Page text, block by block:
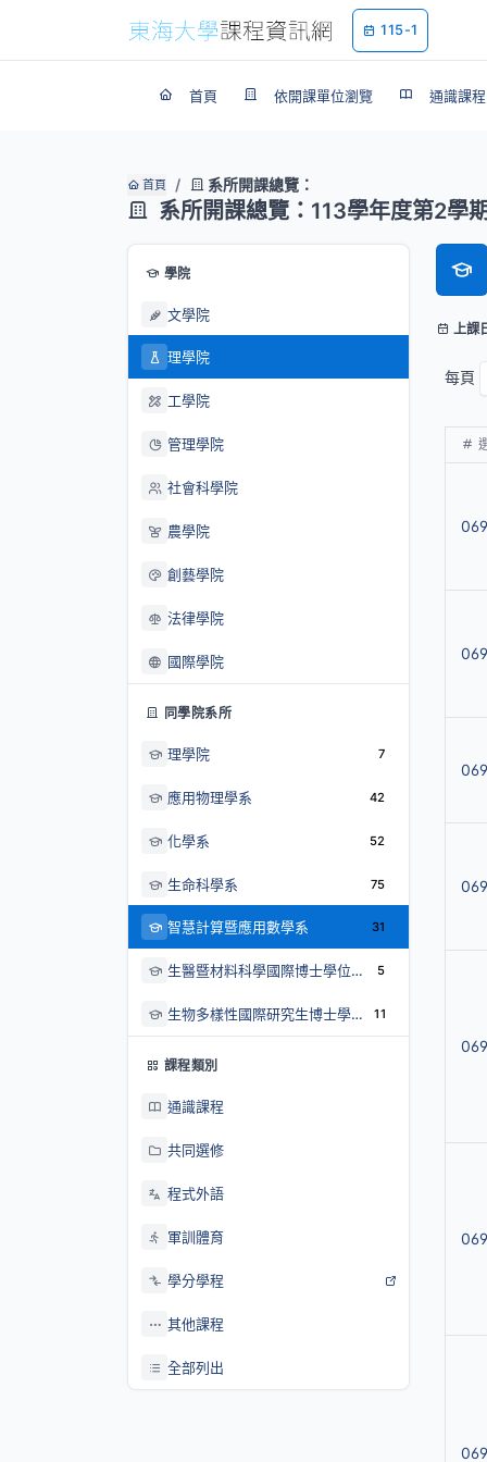
115-1
首頁 依開課單位瀏覽 通識課程
首頁 系所開課總覽：
系所開課總覽：113學年度第2學期
學院
文學院
理學院
工學院
管理學院
社會科學院
農學院
創藝學院
法律學院
國際學院
同學院系所
理學院 7
應用物理學系 42
化學系 52
生命科學系 75
智慧計算暨應用數學系 31
生醫暨材料科學國際博士學位學程 5
生物多樣性國際研究生博士學位學程 11
課程類別
通識課程
共同選修
程式外語
軍訓體育
學分學程
其他課程
全部列出
上課
每頁